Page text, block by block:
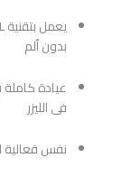
بدون ألم
عيادة
فى الليزر
نفس فعالية